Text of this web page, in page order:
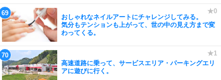
おしゃれなネイルアートにチャレンジしてみる。
気分もテンションも上がって、世の中の見え方まで変
わってくる。
高速道路に乗って、サービスエリア・パーキングエリ
アに遊びに行く。